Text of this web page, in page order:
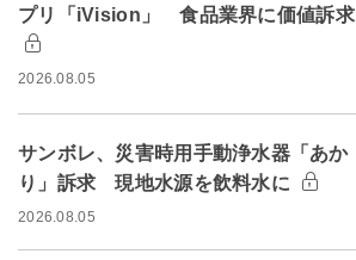
プリ「iVision」 食品業界に価値訴求
2026.08.05
サンボレ、災害時用手動浄水器「あか
り」訴求 現地水源を飲料水に
2026.08.05